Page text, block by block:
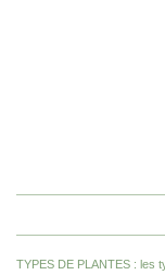
TYPES DE PLANTES : les